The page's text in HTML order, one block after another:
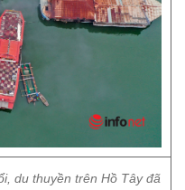
du thuyền trên Hồ Tây đã